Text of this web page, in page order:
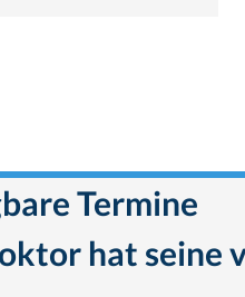
Termine
hat seine